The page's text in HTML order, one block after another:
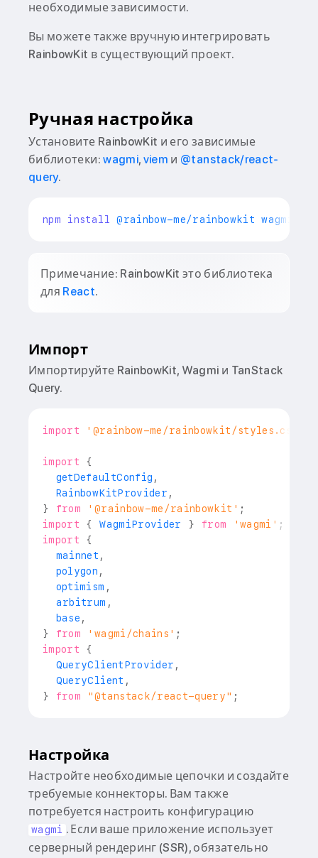
необходимые зависимости.
Вы можете также вручную интегрировать
RainbowKit в существующий проект.
Ручная настройка
Установите RainbowKit и его зависимые
библиотеки:wagmi, viem и @tanstack/react-
query.
npm install @rainbow-me/rainbowkit wagmi
Примечание: RainbowKit это библиотека
для React.
Импорт
Импортируйте RainbowKit, Wagmi и TanStack
Query.
import '@rainbow-me/rainbowkit/styles.css'
import
{
  getDefaultConfig
,
RainbowKitProvider ,
}
from '@rainbow-me/rainbowkit' ;
import
{ WagmiProvider } from 'wagmi' ;
import
{
  mainnet
,
  polygon
,
  optimism
,
  arbitrum
,
  base
,
}
from 'wagmi/chains' ;
import
{
QueryClientProvider ,
QueryClient ,
}
from "@tanstack/react-query" ;
Настройка
Настройте необходимые цепочки и создайте
требуемые коннекторы. Вам также
потребуется настроить конфигурацию
wagmi . Если ваше приложение использует
серверный рендеринг (SSR), обязательно